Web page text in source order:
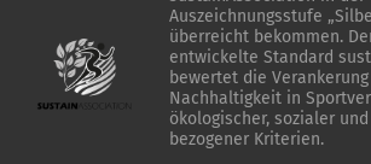
Auszeichnungsstufe
überreicht bekommen.
entwickelte Standard
bewertet die
Nachhaltigkeit in
ökologischer, sozialer
bezogener Kriterien.